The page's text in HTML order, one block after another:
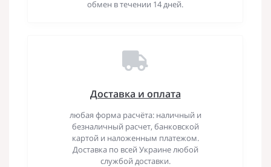
обмен в течении 14 дней.
Доставка и оплата
любая форма расчёта: наличный и
безналичный расчет, банковской
картой и наложенным платежом.
Доставка по всей Украине любой
службой доставки.